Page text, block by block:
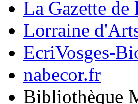
La Gazette
Lorraine
EcriVosges-
nabecor.fr
Bibliothèque